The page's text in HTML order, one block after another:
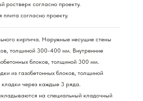
ростверк согласно проекту.
согласно проекту.
кирпича. Наружные несущие стены
толщиной 300-400 мм. Внутренние
блоков, толщиной 300 мм.
из газобетонных блоков, толщиной
через каждые 3 ряда.
на специальный кладочный